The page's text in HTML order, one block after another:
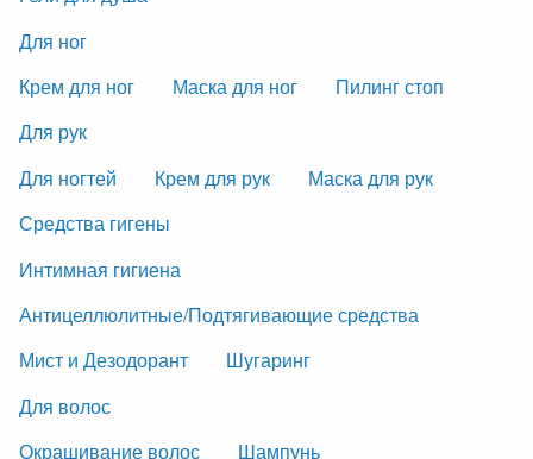
Для ног
Крем для ног
Маска для ног
Пилинг стоп
Для рук
Для ногтей
Крем для рук
Маска для рук
Средства гигены
Интимная гигиена
Антицеллюлитные/Подтягивающие средства
Мист и Дезодорант
Шугаринг
Для волос
Окрашивание волос
Шампунь